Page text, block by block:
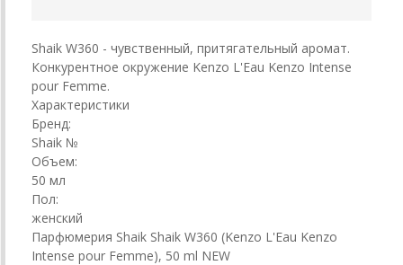
Shaik W360 - чувственный, притягательный аромат.
Конкурентное окружение Kenzo L'Eau Kenzo Intense
pour Femme.
Характеристики
Бренд:
Shaik №
Объем:
50 мл
Пол:
женский
Парфюмерия Shaik Shaik W360 (Kenzo L'Eau Kenzo
Intense pour Femme), 50 ml NEW